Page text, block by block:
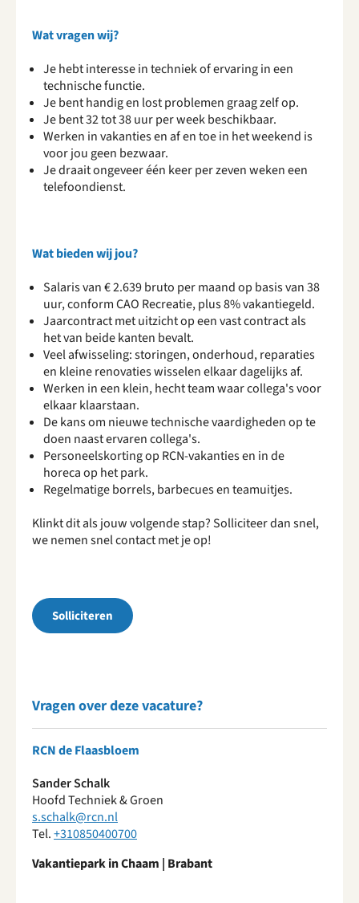
Wat vragen wij?
Je hebt interesse in techniek of ervaring in een
technische functie.
Je bent handig en lost problemen graag zelf op.
Je bent 32 tot 38 uur per week beschikbaar.
Werken in vakanties en af en toe in het weekend is
voor jou geen bezwaar.
Je draait ongeveer één keer per zeven weken een
telefoondienst.
Wat bieden wij jou?
Salaris van € 2.639 bruto per maand op basis van 38
uur, conform CAO Recreatie, plus 8% vakantiegeld.
Jaarcontract met uitzicht op een vast contract als
het van beide kanten bevalt.
Veel afwisseling: storingen, onderhoud, reparaties
en kleine renovaties wisselen elkaar dagelijks af.
Werken in een klein, hecht team waar collega's voor
elkaar klaarstaan.
De kans om nieuwe technische vaardigheden op te
doen naast ervaren collega's.
Personeelskorting op RCN-vakanties en in de
horeca op het park.
Regelmatige borrels, barbecues en teamuitjes.
Klinkt dit als jouw volgende stap? Solliciteer dan snel,
we nemen snel contact met je op!
Solliciteren
Vragen over deze vacature?
RCN de Flaasbloem
Sander Schalk
Hoofd Techniek & Groen
s.schalk@rcn.nl
Tel.+310850400700
Vakantiepark in Chaam | Brabant